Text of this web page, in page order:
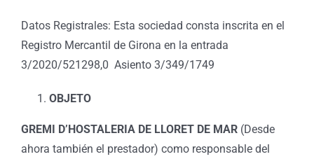
Datos Registrales: Esta sociedad consta inscrita en el
Registro Mercantil de Girona en la entrada
3/2020/521298,0 Asiento 3/349/1749
OBJETO
GREMI D’HOSTALERIA DE LLORET DE MAR (Desde
ahora también el prestador) como responsable del